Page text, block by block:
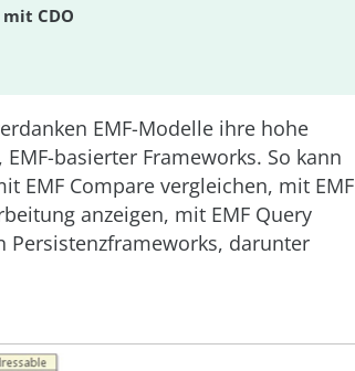
CDO
EMF-Modelle ihre hohe
basierter Frameworks. So kann
EMF Compare vergleichen, mit EMF
anzeigen, mit EMF Query
Persistenzframeworks, darunter